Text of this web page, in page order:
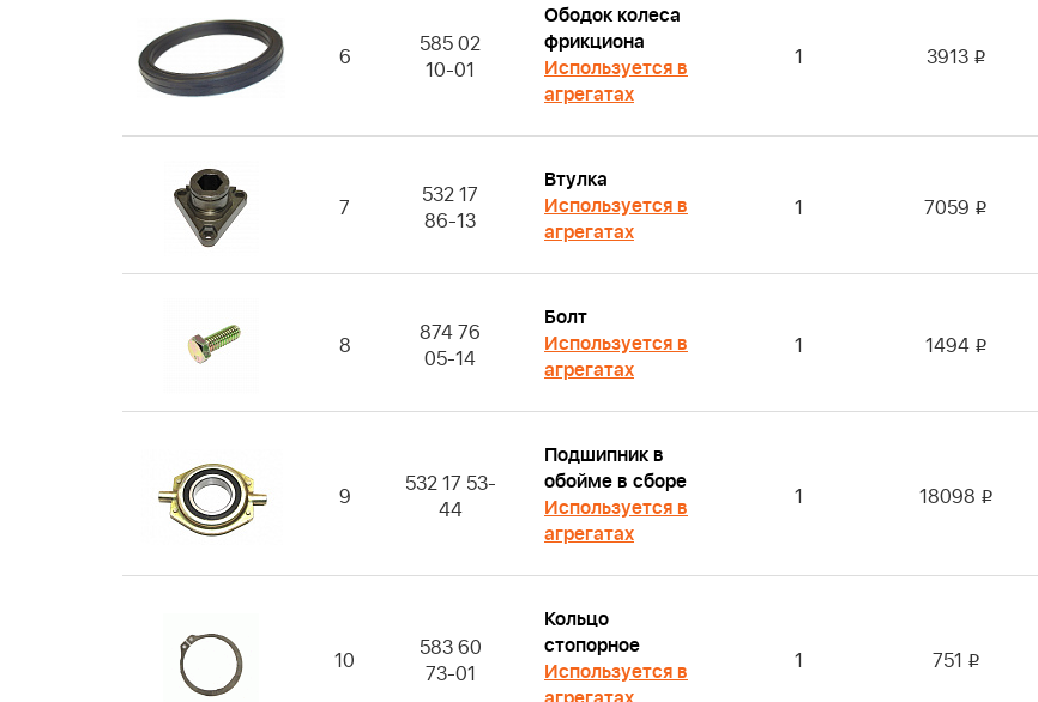
6
585 02
10-01
Ободок колеса
фрикциона
Используется в
агрегатах
1 3913 i
7
532 17
86-13
Втулка
Используется в
агрегатах
1 7059 i
8
874 76
05-14
Болт
Используется в
агрегатах
1 1494 i
9
532 17 53-
44
Подшипник в
обойме в сборе
Используется в
агрегатах
1 18098 i
10
583 60
73-01
Кольцо
стопорное
Используется в
1 751 i